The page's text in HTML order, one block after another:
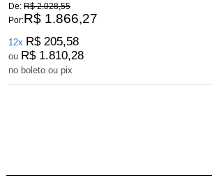
De: R$ 2.028,55
Por:R$ 1.866,27
12x R$ 205,58
ou R$ 1.810,28
no boleto ou pix